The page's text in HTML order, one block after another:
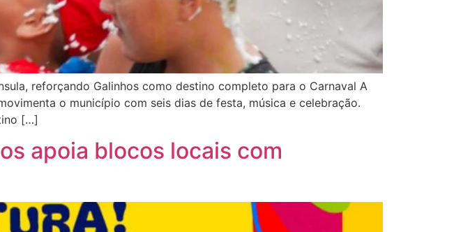
reforçando Galinhos como destino completo para o Carnaval A
o município com seis dias de festa, música e celebração.
[…]
apoia blocos locais com